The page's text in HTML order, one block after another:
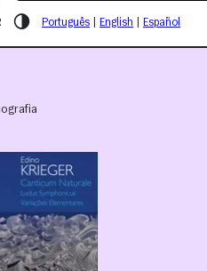
/governosp
Português English Español